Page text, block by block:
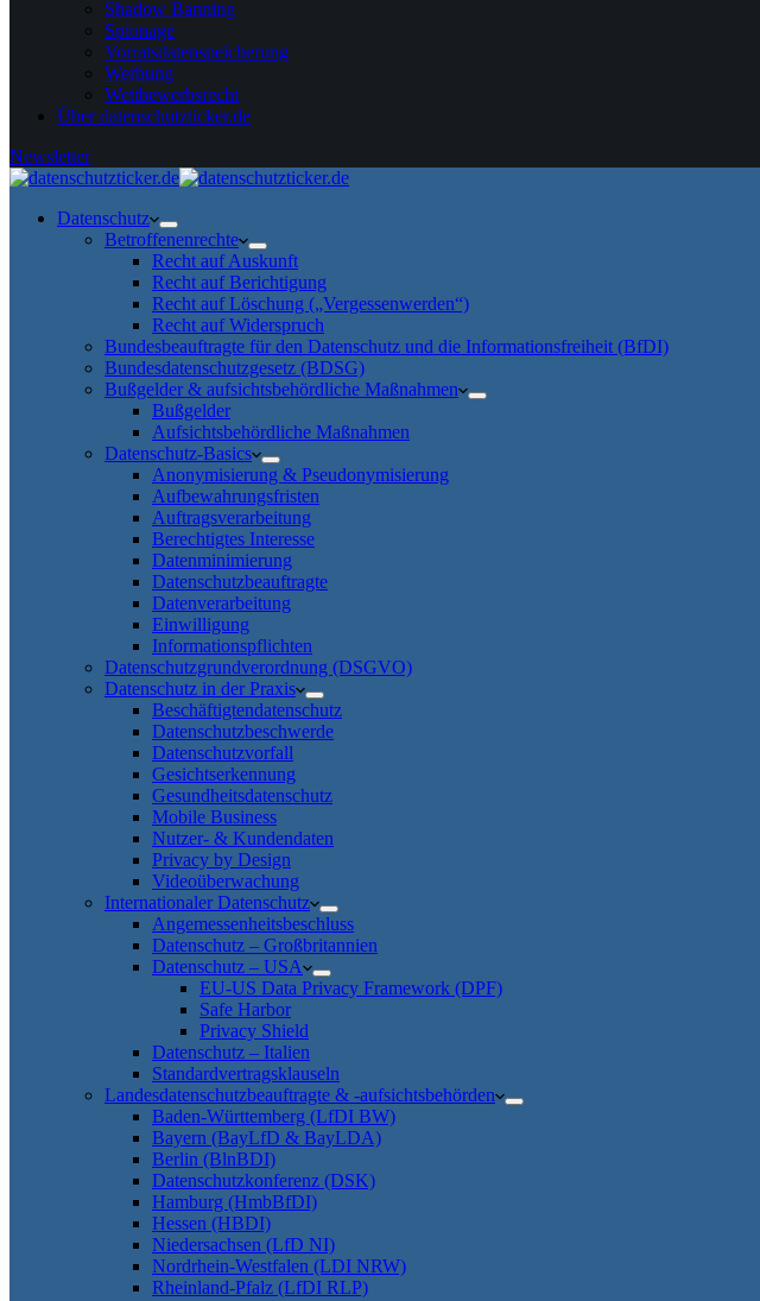
Shadow Banning
Spionage
Vorratsdatenspeicherung
Werbung
Wettbewerbsrecht
Über datenschutzticker.de
Newsletter
Datenschutz
Betroffenenrechte
Recht auf Auskunft
Recht auf Berichtigung
Recht auf Löschung („Vergessenwerden“)
Recht auf Widerspruch
Bundesbeauftragte für den Datenschutz und die Informationsfreiheit (BfDI)
Bundesdatenschutzgesetz (BDSG)
Bußgelder & aufsichtsbehördliche Maßnahmen
Bußgelder
Aufsichtsbehördliche Maßnahmen
Datenschutz-Basics
Anonymisierung & Pseudonymisierung
Aufbewahrungsfristen
Auftragsverarbeitung
Berechtigtes Interesse
Datenminimierung
Datenschutzbeauftragte
Datenverarbeitung
Einwilligung
Informationspflichten
Datenschutzgrundverordnung (DSGVO)
Datenschutz in der Praxis
Beschäftigtendatenschutz
Datenschutzbeschwerde
Datenschutzvorfall
Gesichtserkennung
Gesundheitsdatenschutz
Mobile Business
Nutzer- & Kundendaten
Privacy by Design
Videoüberwachung
Internationaler Datenschutz
Angemessenheitsbeschluss
Datenschutz – Großbritannien
Datenschutz – USA
EU-US Data Privacy Framework (DPF)
Safe Harbor
Privacy Shield
Datenschutz – Italien
Standardvertragsklauseln
Landesdatenschutzbeauftragte & -aufsichtsbehörden
Baden-Württemberg (LfDI BW)
Bayern (BayLfD & BayLDA)
Berlin (BlnBDI)
Datenschutzkonferenz (DSK)
Hamburg (HmbBfDI)
Hessen (HBDI)
Niedersachsen (LfD NI)
Nordrhein-Westfalen (LDI NRW)
Rheinland-Pfalz (LfDI RLP)